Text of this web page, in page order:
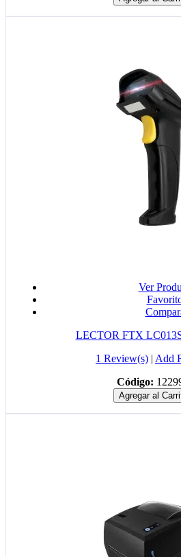
Ver
LECTOR FTX
1 Review(s) | Add
Código:
Agregar al